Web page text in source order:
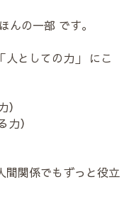
んの一部 です。
人としての力」 にこ
）
間関係でもずっと役立